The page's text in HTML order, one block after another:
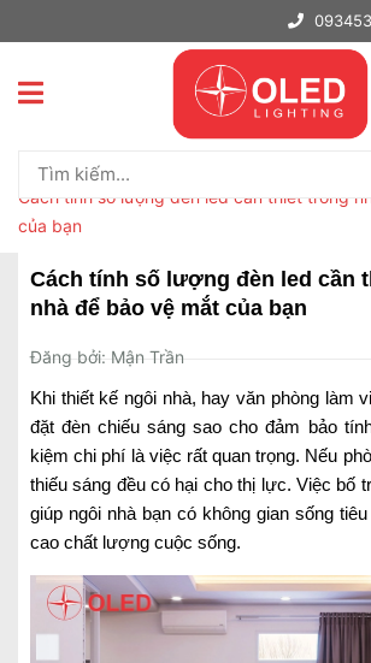
Trang chủ
Cách tính số lượng đèn led cần thiết trong
của bạn
Cách tính số lượng đèn led cần
nhà để bảo vệ mắt của bạn
Đăng bởi: Mận Trần
Khi thiết kế ngôi nhà, hay văn phòng làm
đặt đèn chiếu sáng sao cho đảm bảo
kiệm chi phí là việc rất quan trọng. Nếu
thiếu sáng đều có hại cho thị lực. Việc bố
giúp ngôi nhà bạn có không gian sống
cao chất lượng cuộc sống.